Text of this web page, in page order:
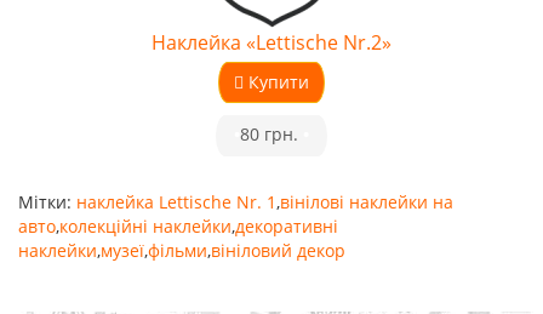
Наклейка «Lettische Nr.2»
Купити
80 грн.
Мітки: наклейка Lettische Nr. 1,вінілові наклейки на
авто,колекційні наклейки,декоративні
наклейки,музеї,фільми,вініловий декор